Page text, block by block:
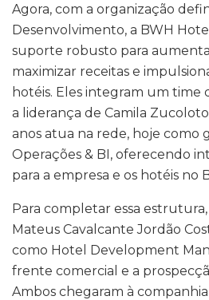
Agora, com a organização
Desenvolvimento, a BWH
suporte robusto para
maximizar receitas e
hotéis. Eles integram um time
a liderança de Camila
anos atua na rede, hoje como
Operações & BI, oferecendo
para a empresa e os hotéis no
Para completar essa
Mateus Cavalcante Jordão
como Hotel Development
frente comercial e a
Ambos chegaram à